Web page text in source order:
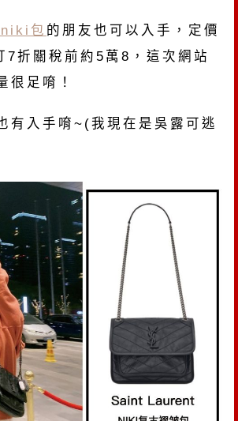
包 的朋友也可以入手，定價
折關稅前約5萬8，這次網站
很足唷！
有入手唷~(我現在是吳露可逃